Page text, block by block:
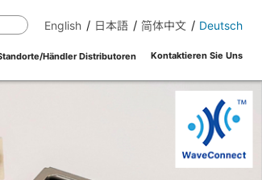
English 日本語 简体中文 Deutsch
Händler Distributoren Kontaktieren Sie Uns